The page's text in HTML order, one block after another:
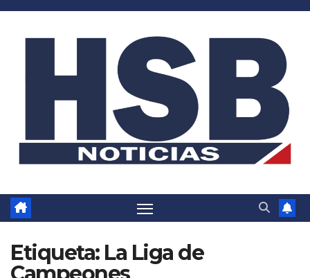
Saltar
Etiqueta: La Liga de